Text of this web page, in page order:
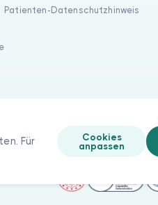
Für
Cookies
anpassen
Patienten-Datenschutzhinweis